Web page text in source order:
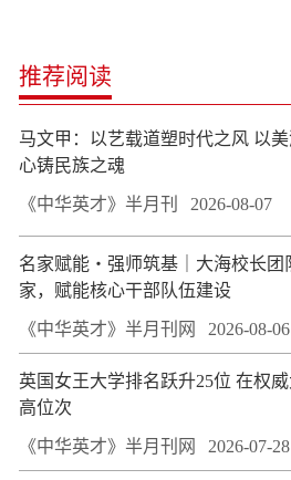
推荐阅读
马文甲：以艺载道塑时代之风 以美润
心铸民族之魂
《中华英才》半月刊 2026-08-07
名家赋能・强师筑基｜大海校长团
家，赋能核心干部队伍建设
《中华英才》半月刊网 2026-08-06
英国女王大学排名跃升25位 在权
高位次
《中华英才》半月刊网 2026-07-28